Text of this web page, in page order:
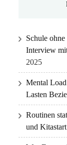
Schule
Interview
2025
Mental
Lasten
Routinen
und Kitastart